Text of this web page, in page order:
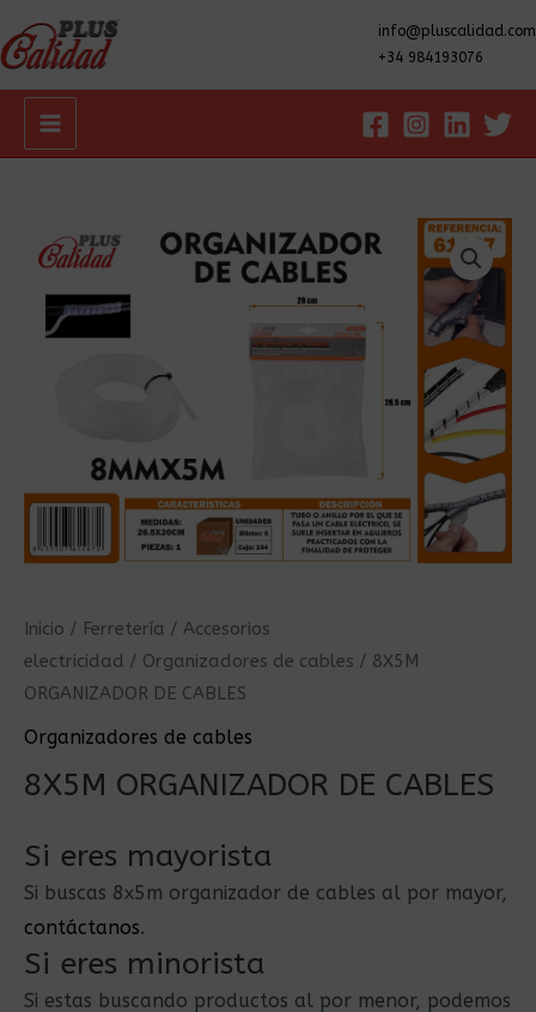
info@pluscalidad.com
+34 984193076
Main
Inicio / Ferretería / Accesorios
electricidad / Organizadores de cables / 8X5M
ORGANIZADOR DE CABLES
Organizadores de cables
8X5M ORGANIZADOR DE CABLES
Si eres mayorista
Si buscas 8x5m organizador de cables al por mayor,
contáctanos.
Si eres minorista
Si estas buscando productos al por menor, podemos